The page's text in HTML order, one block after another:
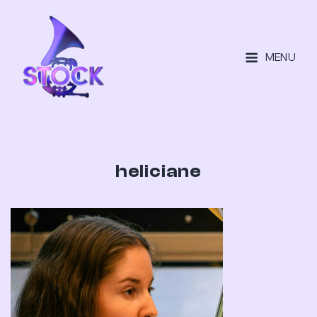
MENU
heliciane